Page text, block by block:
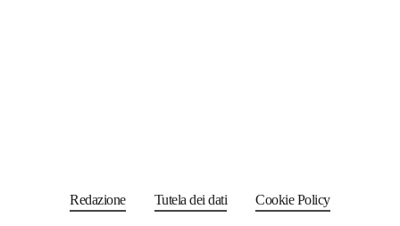
Redazione Tutela dei dati Cookie Policy